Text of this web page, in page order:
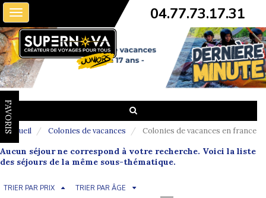
Toggle
navigation
04.77.73.17.31
FAVORIS
Accueil Colonies de vacances Colonies de vacances en france
Aucun séjour ne correspond à votre recherche. Voici la liste
des séjours de la même sous-thématique.
TRIER PAR PRIX TRIER PAR ÂGE